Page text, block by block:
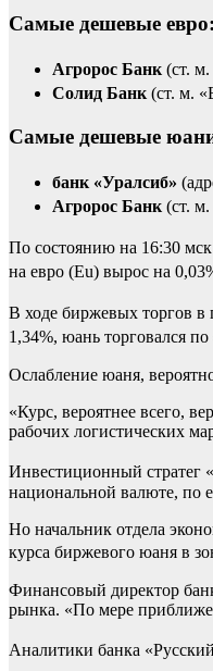
Самые дешевые евро:
Агророс Банк (ст.
Солид Банк (ст. м.
Самые дешевые
банк «Уралсиб»
Агророс Банк (ст.
По состоянию на 16:30 мск
на евро (Eu) вырос на
В ходе биржевых торгов в
1,34%, юань торговался по
Ослабление юаня,
«Курс, вероятнее всего,
рабочих логистических
Инвестиционный
национальной валюте, по
Но начальник отдела
курса биржевого юаня в
Финансовый директор
рынка. «По мере
Аналитики банка